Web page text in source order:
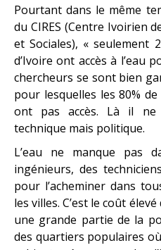
Pourtant dans le même
du CIRES (Centre Ivoirien
et Sociales), « seulement
d’Ivoire ont accès à l’eau
chercheurs se sont bien
pour lesquelles les 80%
ont pas accès. Là il ne
technique mais politique.
L’eau ne manque pas
ingénieurs, des
pour l’acheminer dans
les villes. C’est le coût
une grande partie de la
des quartiers populaires où